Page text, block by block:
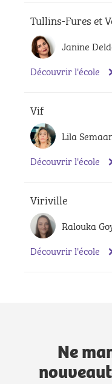
Tullins-Fures et
Janine
Découvrir l'école
Vif
Lila
Découvrir l'école
Viriville
Ralouka
Découvrir l'école
Ne